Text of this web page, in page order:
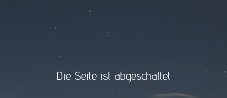
Die Seite ist abgeschaltet